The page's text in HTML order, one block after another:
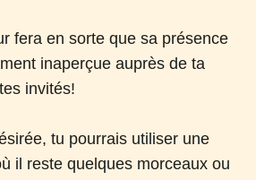
fera en sorte que sa présence
inaperçue auprès de ta
invités!
tu pourrais utiliser une
il reste quelques morceaux ou